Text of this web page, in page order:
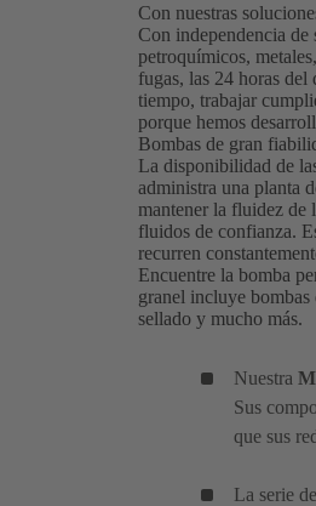
Con nuestras
Con independencia de
petroquímicos,
fugas, las 24 horas
tiempo, trabajar
porque hemos
Bombas de gran
La disponibilidad de
administra una planta
mantener la fluidez de
fluidos de confianza.
recurren
Encuentre la bomba
granel incluye bombas
sellado y mucho más.
Nuestra
Sus
que sus
La serie